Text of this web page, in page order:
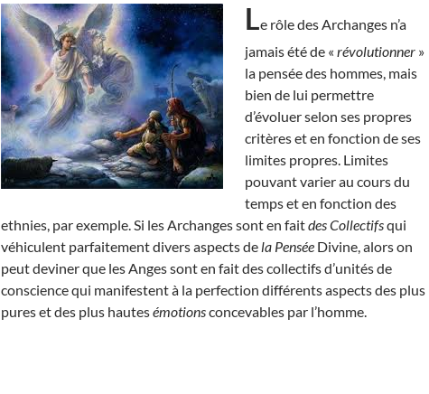
Le rôle des Archanges n’a
jamais été de « révolutionner »
la pensée des hommes, mais
bien de lui permettre
d’évoluer selon ses propres
critères et en fonction de ses
limites propres. Limites
pouvant varier au cours du
temps et en fonction des
ethnies, par exemple. Si les Archanges sont en faitdes Collectifsqui
véhiculent parfaitement divers aspects de la Pensée Divine, alors on
peut deviner que les Anges sont en fait des collectifs d’unités de
conscience qui manifestent à la perfection différents aspects des plus
pures et des plus hautesémotionsconcevables par l’homme.